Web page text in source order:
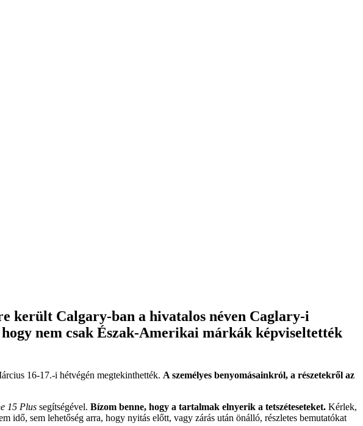
került Calgary-ban a hivatalos néven Caglary-i
nem csak Észak-Amerikai márkák képviseltették
16-17.-i hétvégén megtekinthették. A személyes benyomásainkról, a részetekről az
15 Plus segítségével. Bízom benne, hogy a tartalmak elnyerik a tetszéteseteket. Kérlek,
idő, sem lehetőség arra, hogy nyitás előtt, vagy zárás után önálló, részletes bemutatókat